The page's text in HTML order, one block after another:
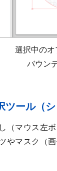
選択中のオ
バウン
ツール（
（マウス左
やマスク（